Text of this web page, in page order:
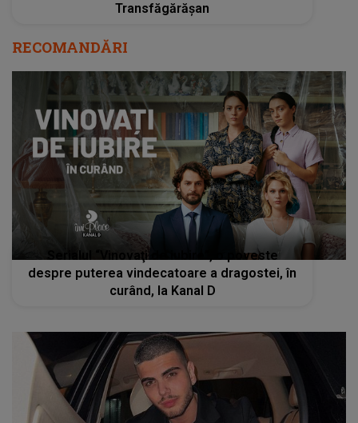
Transfăgărășan
RECOMANDĂRI
Serialul “Vinovaţi de iubire”, o poveste
despre puterea vindecatoare a dragostei, în
curând, la Kanal D